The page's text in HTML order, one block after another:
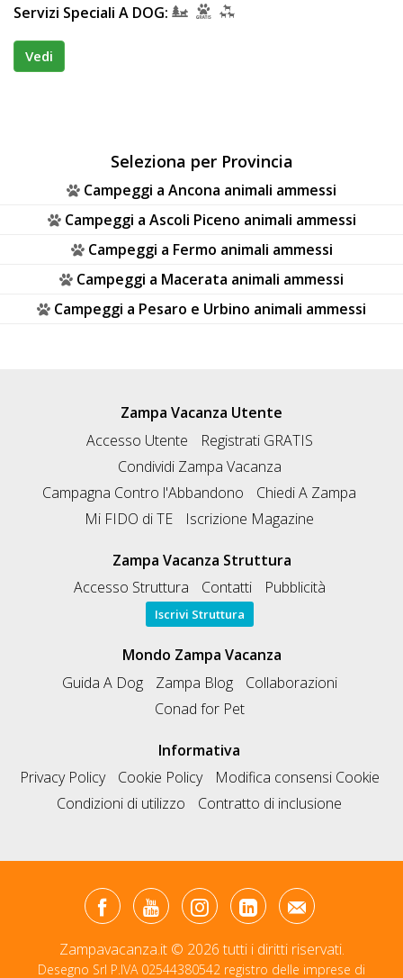
Servizi Speciali A DOG:
Vedi
Seleziona per Provincia
Campeggi a Ancona animali ammessi
Campeggi a Ascoli Piceno animali ammessi
Campeggi a Fermo animali ammessi
Campeggi a Macerata animali ammessi
Campeggi a Pesaro e Urbino animali ammessi
Zampa Vacanza Utente
Accesso Utente
Registrati GRATIS
Condividi Zampa Vacanza
Campagna Contro l'Abbandono
Chiedi A Zampa
Mi FIDO di TE
Iscrizione Magazine
Zampa Vacanza Struttura
Accesso Struttura
Contatti Pubblicità
Iscrivi Struttura
Mondo Zampa Vacanza
Guida A Dog
Zampa Blog
Collaborazioni
Conad for Pet
Informativa
Privacy Policy
Cookie Policy
Modifica consensi Cookie
Condizioni di utilizzo
Contratto di inclusione
Zampavacanza.it © 2026 tutti i diritti riservati.
Desegno Srl P.IVA 02544380542 registro delle imprese di